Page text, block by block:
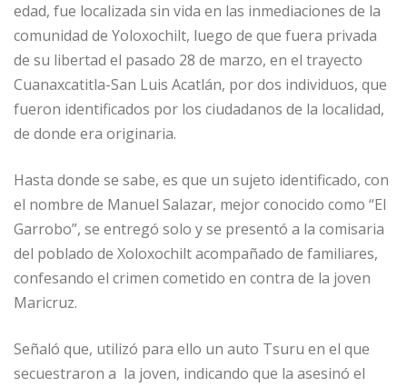
edad, fue localizada sin vida en las inmediaciones de la
comunidad de Yoloxochilt, luego de que fuera privada
de su libertad el pasado 28 de marzo, en el trayecto
Cuanaxcatitla-San Luis Acatlán, por dos individuos, que
fueron identificados por los ciudadanos de la localidad,
de donde era originaria.
Hasta donde se sabe, es que un sujeto identificado, con
el nombre de Manuel Salazar, mejor conocido como “El
Garrobo”, se entregó solo y se presentó a la comisaria
del poblado de Xoloxochilt acompañado de familiares,
confesando el crimen cometido en contra de la joven
Maricruz.
Señaló que, utilizó para ello un auto Tsuru en el que
secuestraron a la joven, indicando que la asesinó el